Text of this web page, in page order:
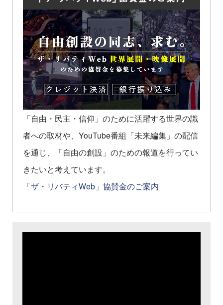
「自由・民主・信仰」のために活躍する世界の識
者への取材や、YouTube番組「未来編集」の配信
を通じ、「自由の創設」のための報道を行ってい
きたいと考えています。
「ザ・リバティWeb」協賛金のご案内